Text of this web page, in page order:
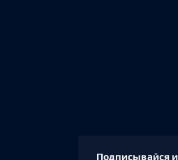
Подписывайся и